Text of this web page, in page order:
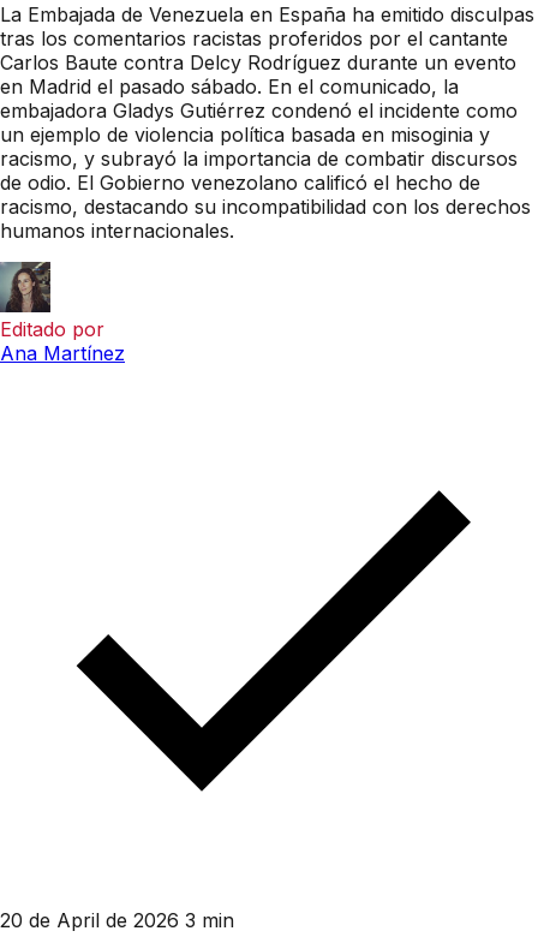
La Embajada de Venezuela en España ha emitido disculpas
tras los comentarios racistas proferidos por el cantante
Carlos Baute contra Delcy Rodríguez durante un evento
en Madrid el pasado sábado. En el comunicado, la
embajadora Gladys Gutiérrez condenó el incidente como
un ejemplo de violencia política basada en misoginia y
racismo, y subrayó la importancia de combatir discursos
de odio. El Gobierno venezolano calificó el hecho de
racismo, destacando su incompatibilidad con los derechos
humanos internacionales.
Editado por
Ana Martínez
20 de April de 2026 3 min